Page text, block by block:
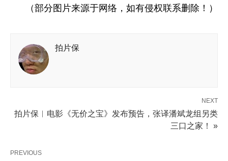
（部分图片来源于网络，如有侵权联系删除！）
拍片保
NEXT
拍片保︱电影《无价之宝》发布预告，张译潘斌龙组另类
三口之家！ »
PREVIOUS